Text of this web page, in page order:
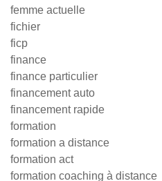
femme actuelle
fichier
ficp
finance
finance particulier
financement auto
financement rapide
formation
formation a distance
formation act
formation coaching à distance